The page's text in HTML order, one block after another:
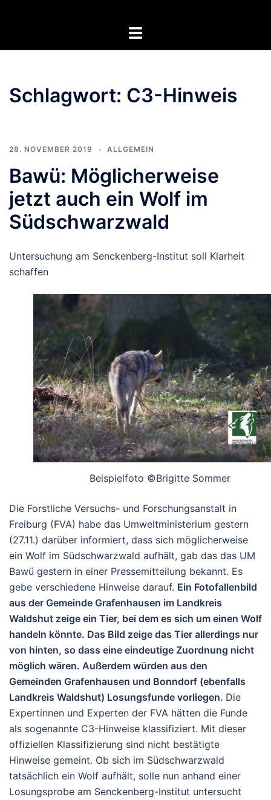
Menü
Schlagwort: C3-Hinweis
28. NOVEMBER 2019 ALLGEMEIN
Bawü: Möglicherweise
jetzt auch ein Wolf im
Südschwarzwald
Untersuchung am Senckenberg-Institut soll Klarheit
schaffen
Beispielfoto ©Brigitte Sommer
Die Forstliche Versuchs- und Forschungsanstalt in
Freiburg (FVA) habe das Umweltministerium gestern
(27.11.) darüber informiert, dass sich möglicherweise
ein Wolf im Südschwarzwald aufhält, gab das das UM
Bawü gestern in einer Pressemitteilung bekannt. Es
gebe verschiedene Hinweise darauf. Ein Fotofallenbild
aus der Gemeinde Grafenhausen im Landkreis
Waldshut zeige ein Tier, bei dem es sich um einen Wolf
handeln könnte. Das Bild zeige das Tier allerdings nur
von hinten, so dass eine eindeutige Zuordnung nicht
möglich wären. Außerdem würden aus den
Gemeinden Grafenhausen und Bonndorf (ebenfalls
Landkreis Waldshut) Losungsfunde vorliegen. Die
Expertinnen und Experten der FVA hätten die Funde
als sogenannte C3-Hinweise klassifiziert. Mit dieser
offiziellen Klassifizierung sind nicht bestätigte
Hinweise gemeint. Ob sich im Südschwarzwald
tatsächlich ein Wolf aufhält, solle nun anhand einer
Losungsprobe am Senckenberg-Institut untersucht